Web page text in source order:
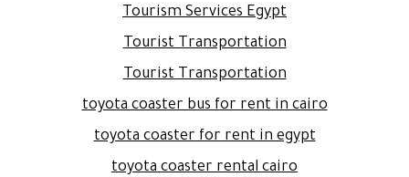
Tourism Services Egypt
Tourist Transportation
Tourist Transportation
toyota coaster bus for rent in cairo
toyota coaster for rent in egypt
toyota coaster rental cairo